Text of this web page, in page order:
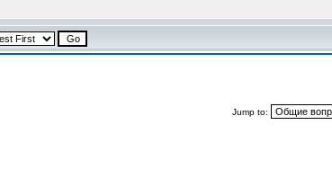
Jump to: